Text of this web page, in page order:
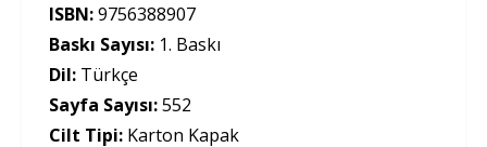
ISBN:9756388907
Baskı Sayısı: 1. Baskı
Dil: Türkçe
Sayfa Sayısı:552
Cilt Tipi: Karton Kapak